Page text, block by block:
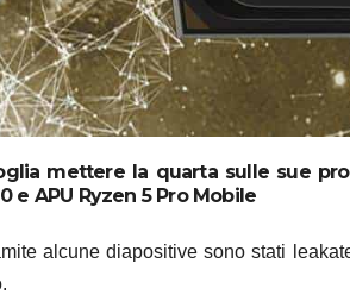
mettere la quarta sulle sue
e APU Ryzen 5 Pro Mobile
alcune diapositive sono stati